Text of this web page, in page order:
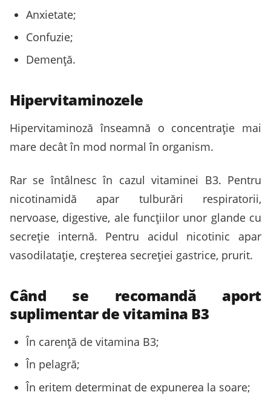
Anxietate;
Confuzie;
Demență.
Hipervitaminozele
Hipervitaminoză înseamnă o concentrație mai
mare decât în mod normal în organism.
Rar se întâlnesc în cazul vitaminei B3. Pentru
nicotinamidă apar tulburări respiratorii,
nervoase, digestive, ale funcțiilor unor glande cu
secreție internă. Pentru acidul nicotinic apar
vasodilatație, creșterea secreției gastrice, prurit.
Când se recomandă aport
suplimentar de vitamina B3
În carență de vitamina B3;
În pelagră;
În eritem determinat de expunerea la soare;